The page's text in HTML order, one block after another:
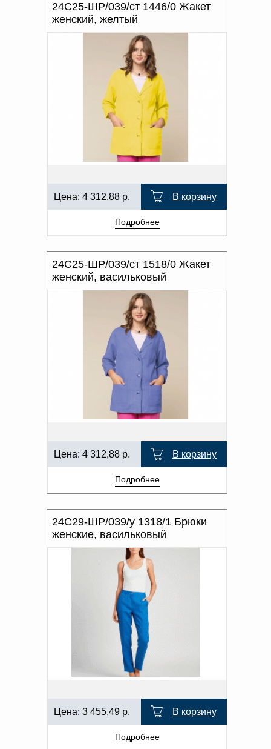
24С25-ШР/039/ст 1446/0 Жакет
женский, желтый
Цена: 4 312,88 р. В корзину
Подробнее
24С25-ШР/039/ст 1518/0 Жакет
женский, васильковый
Цена: 4 312,88 р. В корзину
Подробнее
24С29-ШР/039/у 1318/1 Брюки
женские, васильковый
Цена: 3 455,49 р. В корзину
Подробнее